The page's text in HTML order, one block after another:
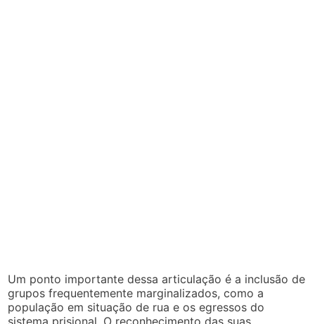
Um ponto importante dessa articulação é a inclusão de
grupos frequentemente marginalizados, como a
população em situação de rua e os egressos do